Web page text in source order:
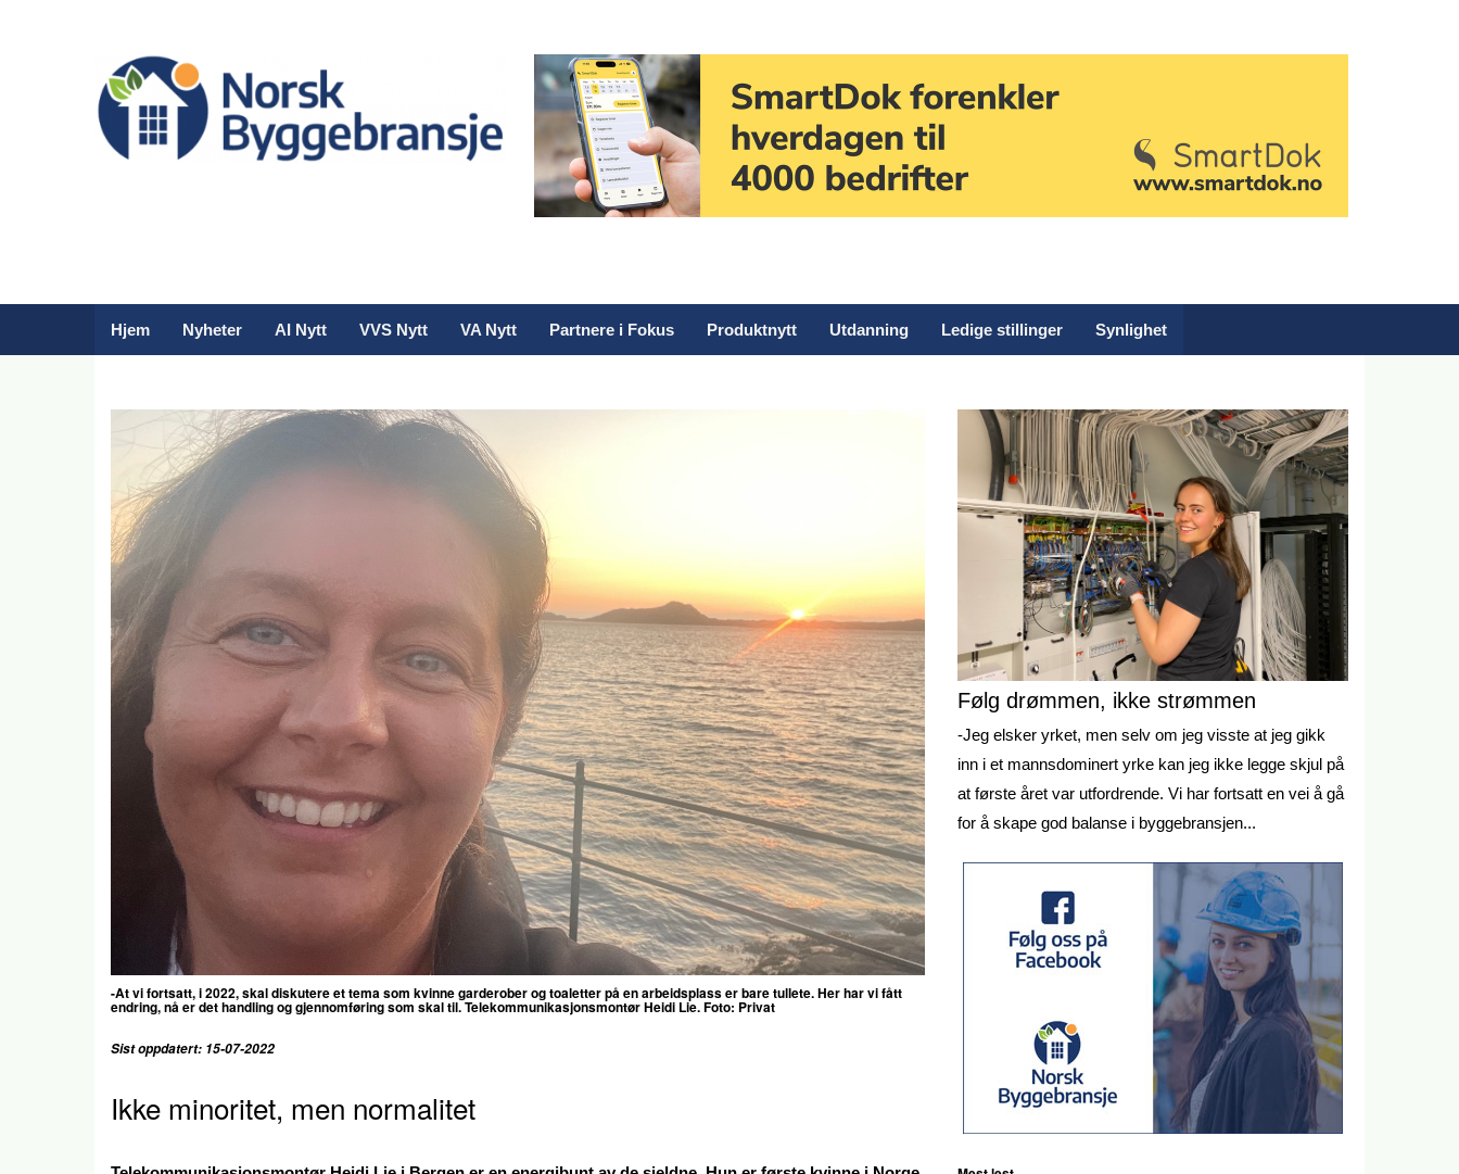
Hjem Nyheter AI Nytt VVS Nytt VA Nytt Partnere i Fokus Produktnytt Utdanning Ledige stillinger Synlighet
-At vi fortsatt, i 2022, skal diskutere et tema som kvinne garderober og toaletter på en arbeidsplass er bare tullete. Her har vi fått
endring, nå er det handling og gjennomføring som skal til. Telekommunikasjonsmontør Heidi Lie. Foto: Privat
Sist oppdatert: 15-07-2022
Ikke minoritet, men normalitet
Følg drømmen, ikke strømmen
-Jeg elsker yrket, men selv om jeg visste at jeg gikk
inn i et mannsdominert yrke kan jeg ikke legge skjul på
at første året var utfordrende. Vi har fortsatt en vei å gå
for å skape god balanse i byggebransjen...